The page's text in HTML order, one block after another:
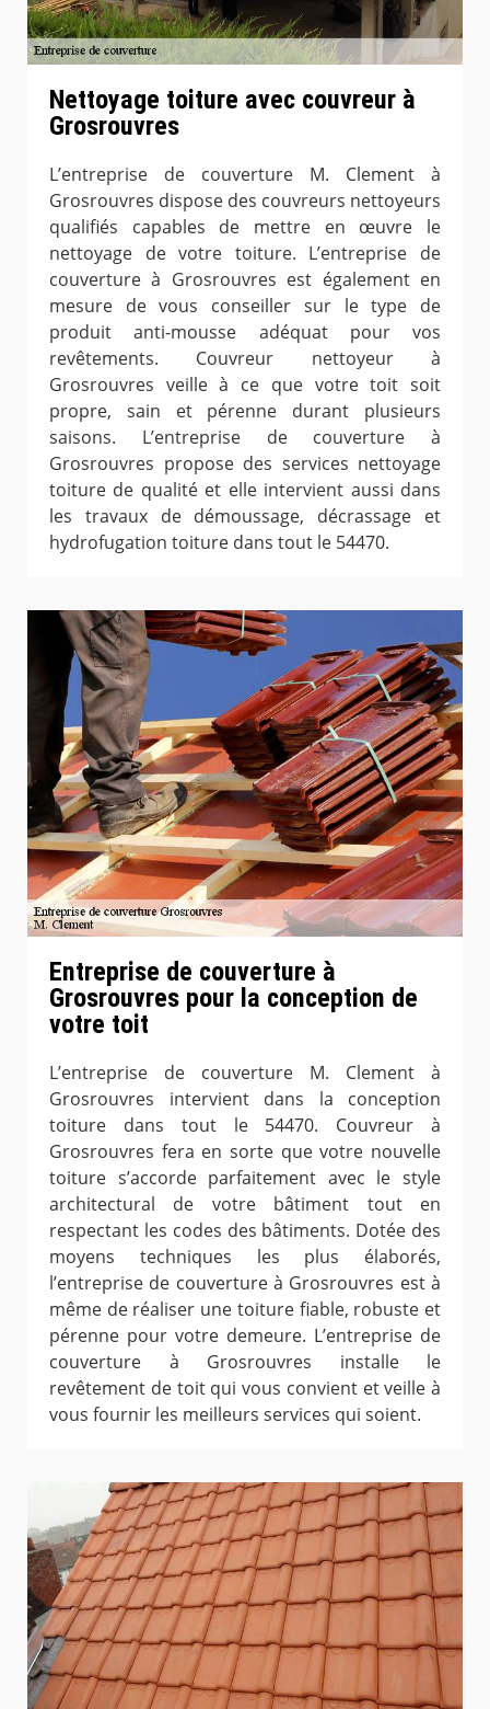
Nettoyage toiture avec couvreur à
Grosrouvres
L’entreprise de couverture M. Clement à
Grosrouvres dispose des couvreurs nettoyeurs
qualifiés capables de mettre en œuvre le
nettoyage de votre toiture. L’entreprise de
couverture à Grosrouvres est également en
mesure de vous conseiller sur le type de
produit anti-mousse adéquat pour vos
revêtements. Couvreur nettoyeur à
Grosrouvres veille à ce que votre toit soit
propre, sain et pérenne durant plusieurs
saisons. L’entreprise de couverture à
Grosrouvres propose des services nettoyage
toiture de qualité et elle intervient aussi dans
les travaux de démoussage, décrassage et
hydrofugation toiture dans tout le 54470.
Entreprise de couverture à
Grosrouvres pour la conception de
votre toit
L’entreprise de couverture M. Clement à
Grosrouvres intervient dans la conception
toiture dans tout le 54470. Couvreur à
Grosrouvres fera en sorte que votre nouvelle
toiture s’accorde parfaitement avec le style
architectural de votre bâtiment tout en
respectant les codes des bâtiments. Dotée des
moyens techniques les plus élaborés,
l’entreprise de couverture à Grosrouvres est à
même de réaliser une toiture fiable, robuste et
pérenne pour votre demeure. L’entreprise de
couverture à Grosrouvres installe le
revêtement de toit qui vous convient et veille à
vous fournir les meilleurs services qui soient.